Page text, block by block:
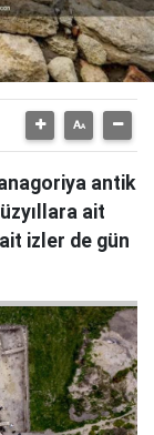
antik
ait
izler de gün